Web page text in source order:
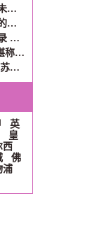
弗洛伦蒂诺的困局与坚持：维尼修斯是未来，姆巴佩非议难理解
巴黎门将舍瓦利耶迎战南特：临危受命的救赎之战
卡卢卢：戴维破门助我刷新生涯助攻纪录 团队默契才是关键
曼城冲刺阶段疯狂抢分 近5季末段战绩堪称英超现象级
天王山之战中场对决：罗德里全能压制 苏维门迪独守拦截高地
英
皇
西
佛
浦